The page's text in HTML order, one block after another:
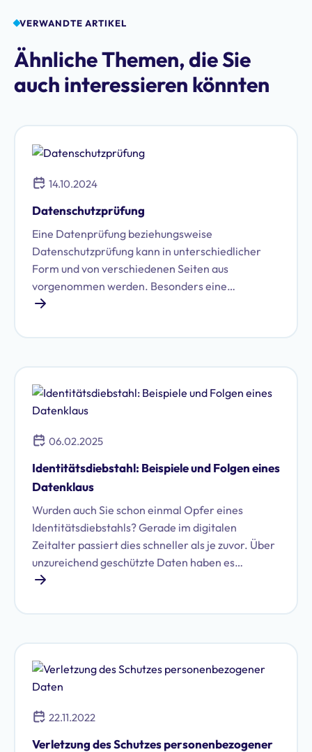
VERWANDTE ARTIKEL
Ähnliche Themen, die Sie
auch interessieren könnten
14.10.2024
Datenschutzprüfung
Eine Datenprüfung beziehungsweise
Datenschutzprüfung kann in unterschiedlicher
Form und von verschiedenen Seiten aus
vorgenommen werden. Besonders eine
Datenschutzprüfung von öffentlich-rechtlicher
kann im Falle eines negativen Ausganges sehr
Reputation eines Unternehmens im
datenschutzrechtlichen Bereich zunehmend auch
relevant. Eng verknüpft ist das Thema
Datenschutzprüfung auch mit dem
Datenschutzbeauftragten des Unternehmens.
06.02.2025
Identitätsdiebstahl: Beispiele und Folgen eines
Datenklaus
Wurden auch Sie schon einmal Opfer eines
Identitätsdiebstahls? Gerade im digitalen
Zeitalter passiert dies schneller als je zuvor. Über
unzureichend geschützte Daten haben es
Hacker:innen leicht, Daten zu sammeln und diese
22.11.2022
Verletzung des Schutzes personenbezogener